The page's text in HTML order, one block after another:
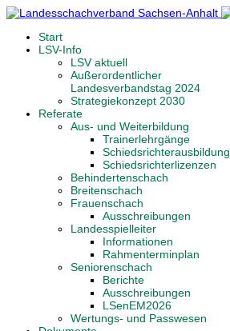
Start
LSV-Info
LSV aktuell
Außerordentlicher
Landesverbandstag 2024
Strategiekonzept 2030
Referate
Aus- und Weiterbildung
Trainerlehrgänge
Schiedsrichterausbildung
Schiedsrichterlizenzen
Behindertenschach
Breitenschach
Frauenschach
Ausschreibungen
Landesspielleiter
Informationen
Rahmenterminplan
Seniorenschach
Berichte
Ausschreibungen
LSenEM2026
Wertungs- und Passwesen